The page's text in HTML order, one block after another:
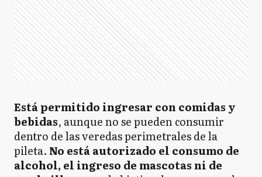
Está permitido ingresar con comidas y
bebidas, aunque no se pueden consumir
dentro de las veredas perimetrales de la
pileta. No está autorizado el consumo de
alcohol, el ingreso de mascotas ni de